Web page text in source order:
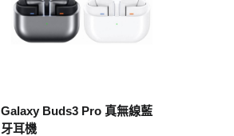
Galaxy Buds3 Pro 真無線藍
牙耳機